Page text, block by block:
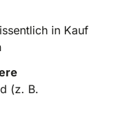
in Kauf
(z. B.